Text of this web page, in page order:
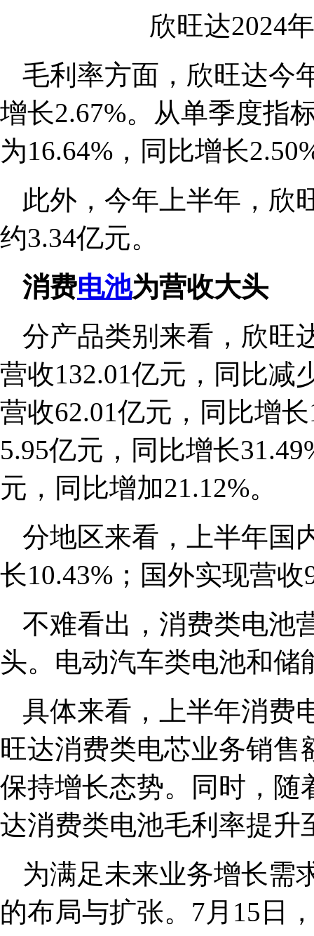
欣旺达2024
毛利率方面，欣旺达今
增长2.67%。从单季度指
为16.64%，同比增长
此外，今年上半年，欣
约3.34亿元。
消费电池为营收大头
分产品类别来看，欣旺
营收132.01亿元，同比减
营收62.01亿元，同比增长
5.95亿元，同比增长
元，同比增加21.12%。
分地区来看，上半年国
长10.43%；国外实现营
不难看出，消费类电池
头。电动汽车类电池和储
具体来看，上半年消费
旺达消费类电芯业务销
保持增长态势。同时，随
达消费类电池毛利率提升
为满足未来业务增长需
的布局与扩张。7月15日